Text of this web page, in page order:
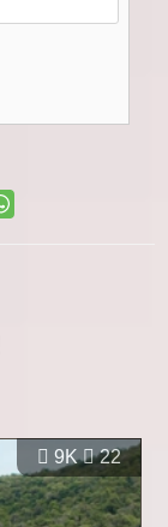
9K 22